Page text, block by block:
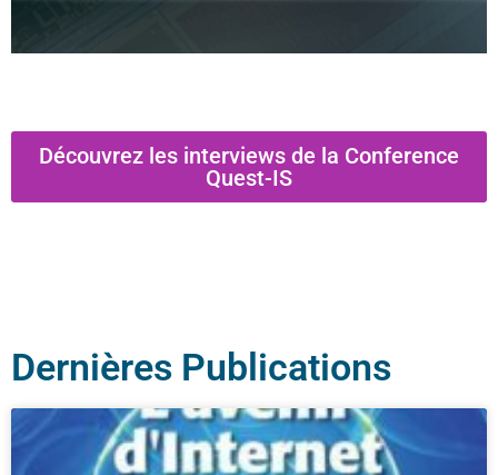
Découvrez les interviews de la Conference
Quest-IS
Dernières Publications